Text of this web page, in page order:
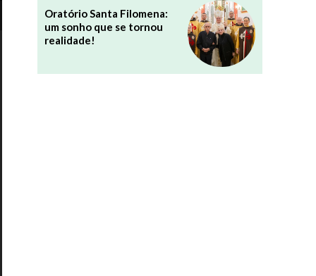
Oratório Santa Filomena:
um sonho que se tornou
realidade!